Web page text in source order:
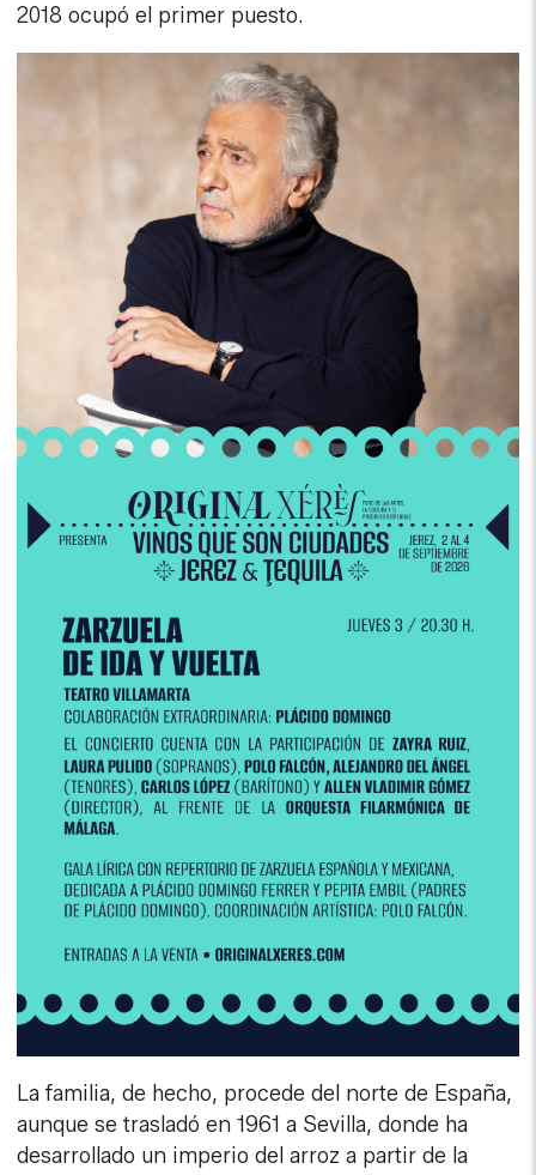
2018 ocupó el primer puesto.
La familia, de hecho, procede del norte de España,
aunque se trasladó en 1961 a Sevilla, donde ha
desarrollado un imperio del arroz a partir de la